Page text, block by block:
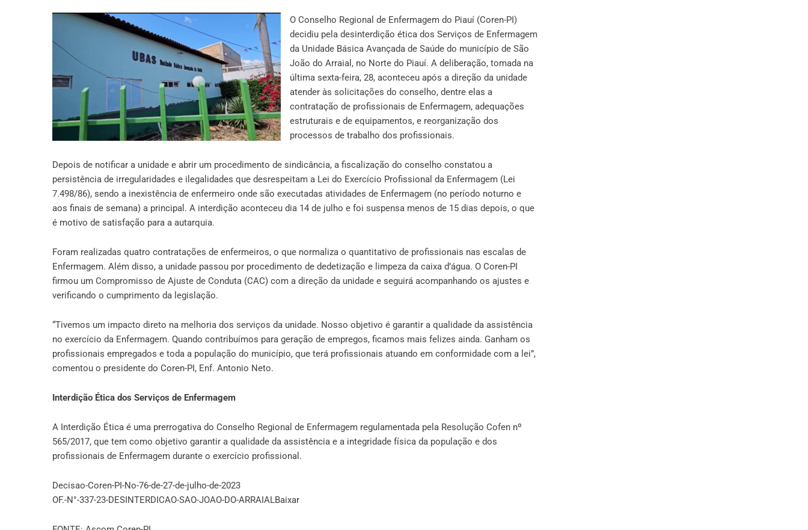
O Conselho Regional de Enfermagem do Piauí (Coren-PI)
decidiu pela desinterdição ética dos Serviços de Enfermagem
da Unidade Básica Avançada de Saúde do município de São
João do Arraial, no Norte do Piauí. A deliberação, tomada na
última sexta-feira, 28, aconteceu após a direção da unidade
atender às solicitações do conselho, dentre elas a
contratação de profissionais de Enfermagem, adequações
estruturais e de equipamentos, e reorganização dos
processos de trabalho dos profissionais.
Depois de notificar a unidade e abrir um procedimento de sindicância, a fiscalização do conselho constatou a
persistência de irregularidades e ilegalidades que desrespeitam a Lei do Exercício Profissional da Enfermagem (Lei
7.498/86), sendo a inexistência de enfermeiro onde são executadas atividades de Enfermagem (no período noturno e
aos finais de semana) a principal. A interdição aconteceu dia 14 de julho e foi suspensa menos de 15 dias depois, o que
é motivo de satisfação para a autarquia.
Foram realizadas quatro contratações de enfermeiros, o que normaliza o quantitativo de profissionais nas escalas de
Enfermagem. Além disso, a unidade passou por procedimento de dedetização e limpeza da caixa d’água. O Coren-PI
firmou um Compromisso de Ajuste de Conduta (CAC) com a direção da unidade e seguirá acompanhando os ajustes e
verificando o cumprimento da legislação.
“Tivemos um impacto direto na melhoria dos serviços da unidade. Nosso objetivo é garantir a qualidade da assistência
no exercício da Enfermagem. Quando contribuímos para geração de empregos, ficamos mais felizes ainda. Ganham os
profissionais empregados e toda a população do município, que terá profissionais atuando em conformidade com a lei”,
comentou o presidente do Coren-PI, Enf. Antonio Neto.
Interdição Ética dos Serviços de Enfermagem
A Interdição Ética é uma prerrogativa do Conselho Regional de Enfermagem regulamentada pela Resolução Cofen nº
565/2017, que tem como objetivo garantir a qualidade da assistência e a integridade física da população e dos
profissionais de Enfermagem durante o exercício profissional.
Decisao-Coren-PI-No-76-de-27-de-julho-de-2023
OF.-N°-337-23-DESINTERDICAO-SAO-JOAO-DO-ARRAIALBaixar